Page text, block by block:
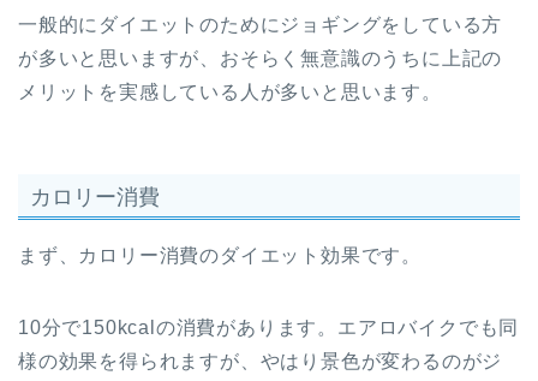
一般的にダイエットのためにジョギングをしている方
が多いと思いますが、おそらく無意識のうちに上記の
メリットを実感している人が多いと思います。
カロリー消費
まず、カロリー消費のダイエット効果です。
10分で150kcalの消費があります。エアロバイクでも同
様の効果を得られますが、やはり景色が変わるのがジ